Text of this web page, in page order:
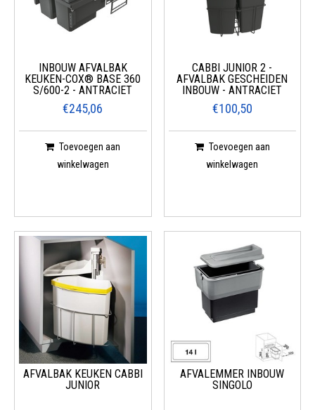
INBOUW AFVALBAK
KEUKEN-COX® BASE 360
S/600-2 - ANTRACIET
€245,06
Toevoegen aan
winkelwagen
CABBI JUNIOR 2 -
AFVALBAK GESCHEIDEN
INBOUW - ANTRACIET
€100,50
Toevoegen aan
winkelwagen
AFVALBAK KEUKEN CABBI
JUNIOR
AFVALEMMER INBOUW
SINGOLO